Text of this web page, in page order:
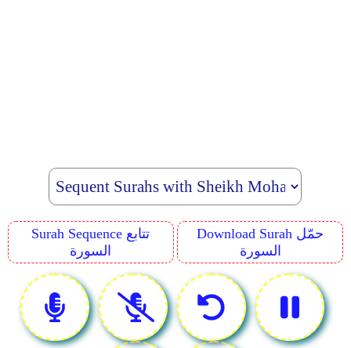
Surah Sequence تتابع
السورة
Download Surah حمّل
السورة